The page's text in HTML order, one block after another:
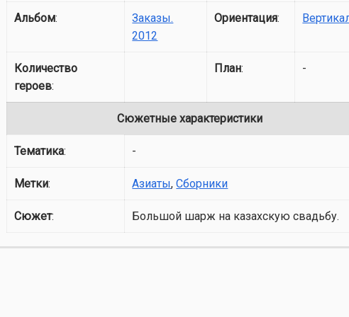
Альбом:
Заказы.
2012
Ориентация:
Количество
героев:
План: -
Сюжетные характеристики
Тематика: -
Метки: Азиаты,Сборники
Сюжет: Большой шарж на казахскую свадьбу.